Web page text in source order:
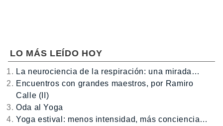
LO MÁS LEÍDO HOY
La neurociencia de la respiración: una mirada…
Encuentros con grandes maestros, por Ramiro
Calle (II)
Oda al Yoga
Yoga estival: menos intensidad, más conciencia…